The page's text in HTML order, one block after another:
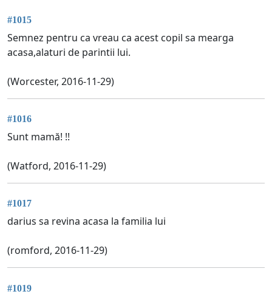
#1015
Semnez pentru ca vreau ca acest copil sa mearga
acasa,alaturi de parintii lui.
(Worcester, 2016-11-29)
#1016
Sunt mamă! !!
(Watford, 2016-11-29)
#1017
darius sa revina acasa la familia lui
(romford, 2016-11-29)
#1019